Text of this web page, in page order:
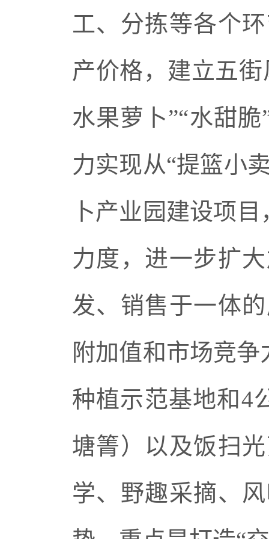
工、分拣等各个
产价格，建立五
水果萝卜”“水甜
力实现从“提篮小
卜产业园建设项
力度，进一步扩
发、销售于一体
附加值和市场竞
种植示范基地和4
塘箐）以及饭扫
学、野趣采摘、